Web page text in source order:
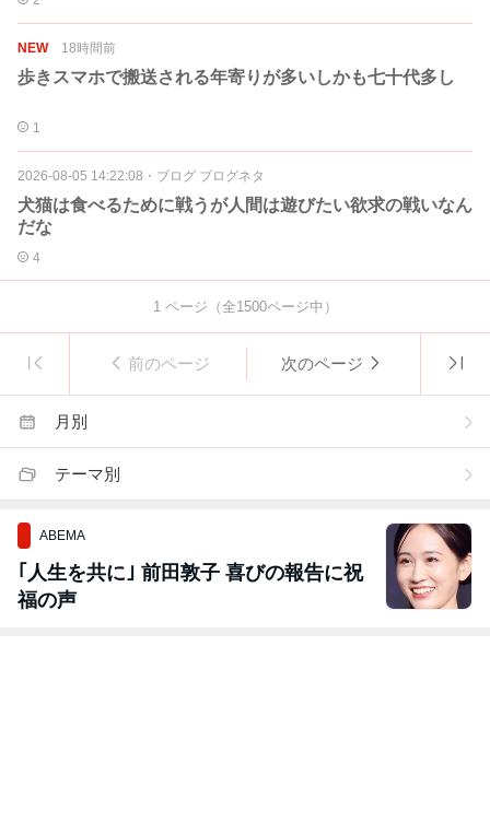
NEW 18時間前
歩きスマホで搬送される年寄りが多いしかも七十代多し
1
2026-08-05 14:22:08 ・ ブログ ブログネタ
犬猫は食べるために戦うが人間は遊びたい欲求の戦いなん
だな
4
1 ページ（全1500ページ中）
前のページ 次のページ
月別
テーマ別
ABEMA
｢人生を共に｣ 前田敦子 喜びの報告に祝
福の声